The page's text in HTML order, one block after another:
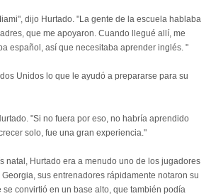
dijo Hurtado. "La gente de la escuela hablaba
que me apoyaron. Cuando llegué allí, me
español, así que necesitaba aprender inglés. "
Unidos lo que le ayudó a prepararse para su
"Si no fuera por eso, no habría aprendido
solo, fue una gran experiencia."
natal, Hurtado era a menudo uno de los jugadores
sus entrenadores rápidamente notaron su
convirtió en un base alto, que también podía